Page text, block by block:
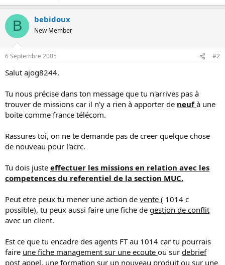
B bebidoux
New Member
6 Septembre 2005 #2
Salut ajog8244,
Tu nous précise dans ton message que tu n'arrives pas à
trouver de missions car il n'y a rien à apporter de neufà une
boite comme france télécom.
Rassures toi, on ne te demande pas de creer quelque chose
de nouveau pour l'acrc.
Tu dois juste effectuer les missions en relation avec les
competences du referentiel de la section MUC.
Peut etre peux tu mener une action de vente ( 1014 c
possible), tu peux aussi faire une fiche de gestion de conflit
avec un client.
Est ce que tu encadre des agents FT au 1014 car tu pourrais
faire une fiche management sur une ecoute ou sur debrief
post appel, une formation sur un nouveau produit ou sur une